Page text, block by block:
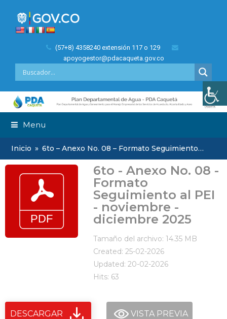
(57+8) 4358240 extensión 117 o 129
apoyogestor@pdacaqueta.gov.co
Menu
Inicio » 6to – Anexo No. 08 – Formato Seguimiento…
6to - Anexo No. 08 -
Formato
Seguimiento al PEI
- noviembre -
diciembre 2025
Tamaño del archivo: 14.35 MB
Created: 25-02-2026
Updated: 20-02-2026
Hits: 63
DESCARGAR VISTA PREVIA